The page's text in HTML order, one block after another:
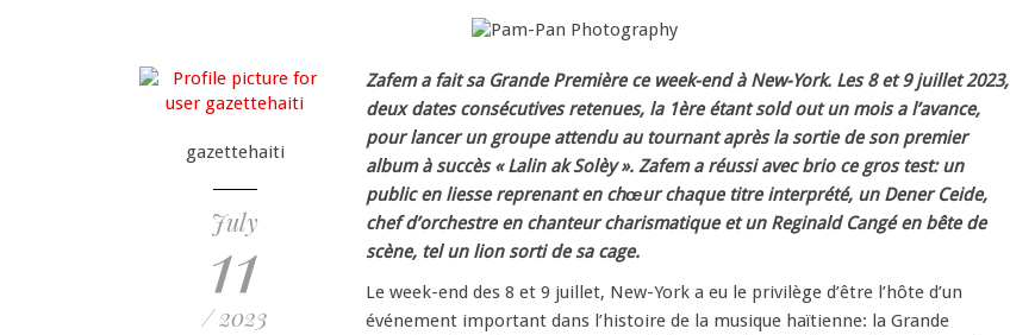
gazettehaiti
July
11
/ 2023
Zafem a fait sa Grande Première ce week-end à New-York. Les 8 et 9 juillet 2023,
deux dates consécutives retenues, la 1ère étant sold out un mois a l’avance,
pour lancer un groupe attendu au tournant après la sortie de son premier
album à succès « Lalin ak Solèy ». Zafem a réussi avec brio ce gros test: un
public en liesse reprenant en chœur chaque titre interprété, un Dener Ceide,
chef d’orchestre en chanteur charismatique et un Reginald Cangé en bête de
scène, tel un lion sorti de sa cage.
Le week-end des 8 et 9 juillet, New-York a eu le privilège d’être l’hôte d’un
événement important dans l’histoire de la musique haïtienne: la Grande